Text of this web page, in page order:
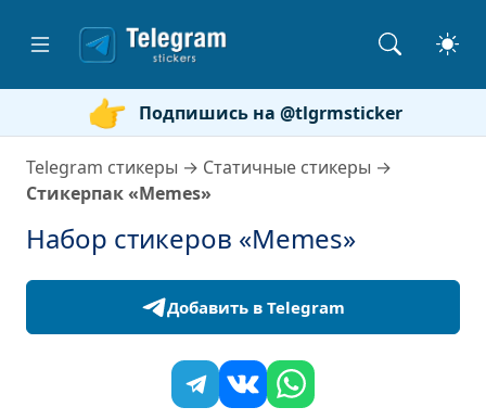
Подпишись на @tlgrmsticker
Telegram стикеры → Статичные стикеры →
Стикерпак «Memes»
Набор стикеров «Memes»
Добавить в Telegram